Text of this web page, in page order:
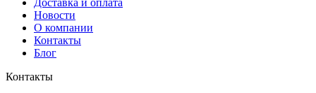
Новости
О компании
Контакты
Блог
Контакты